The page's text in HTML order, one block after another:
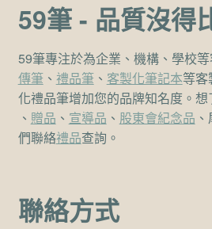
59筆 - 品質沒得
59筆專注於為企業、機構、學校
傳筆、 禮品筆、 客製化筆記本等客
化禮品筆增加您的品牌知名度。想
、 贈品 、 宣導品 、 股東會紀念品
們聯絡禮品查詢。
聯絡方式